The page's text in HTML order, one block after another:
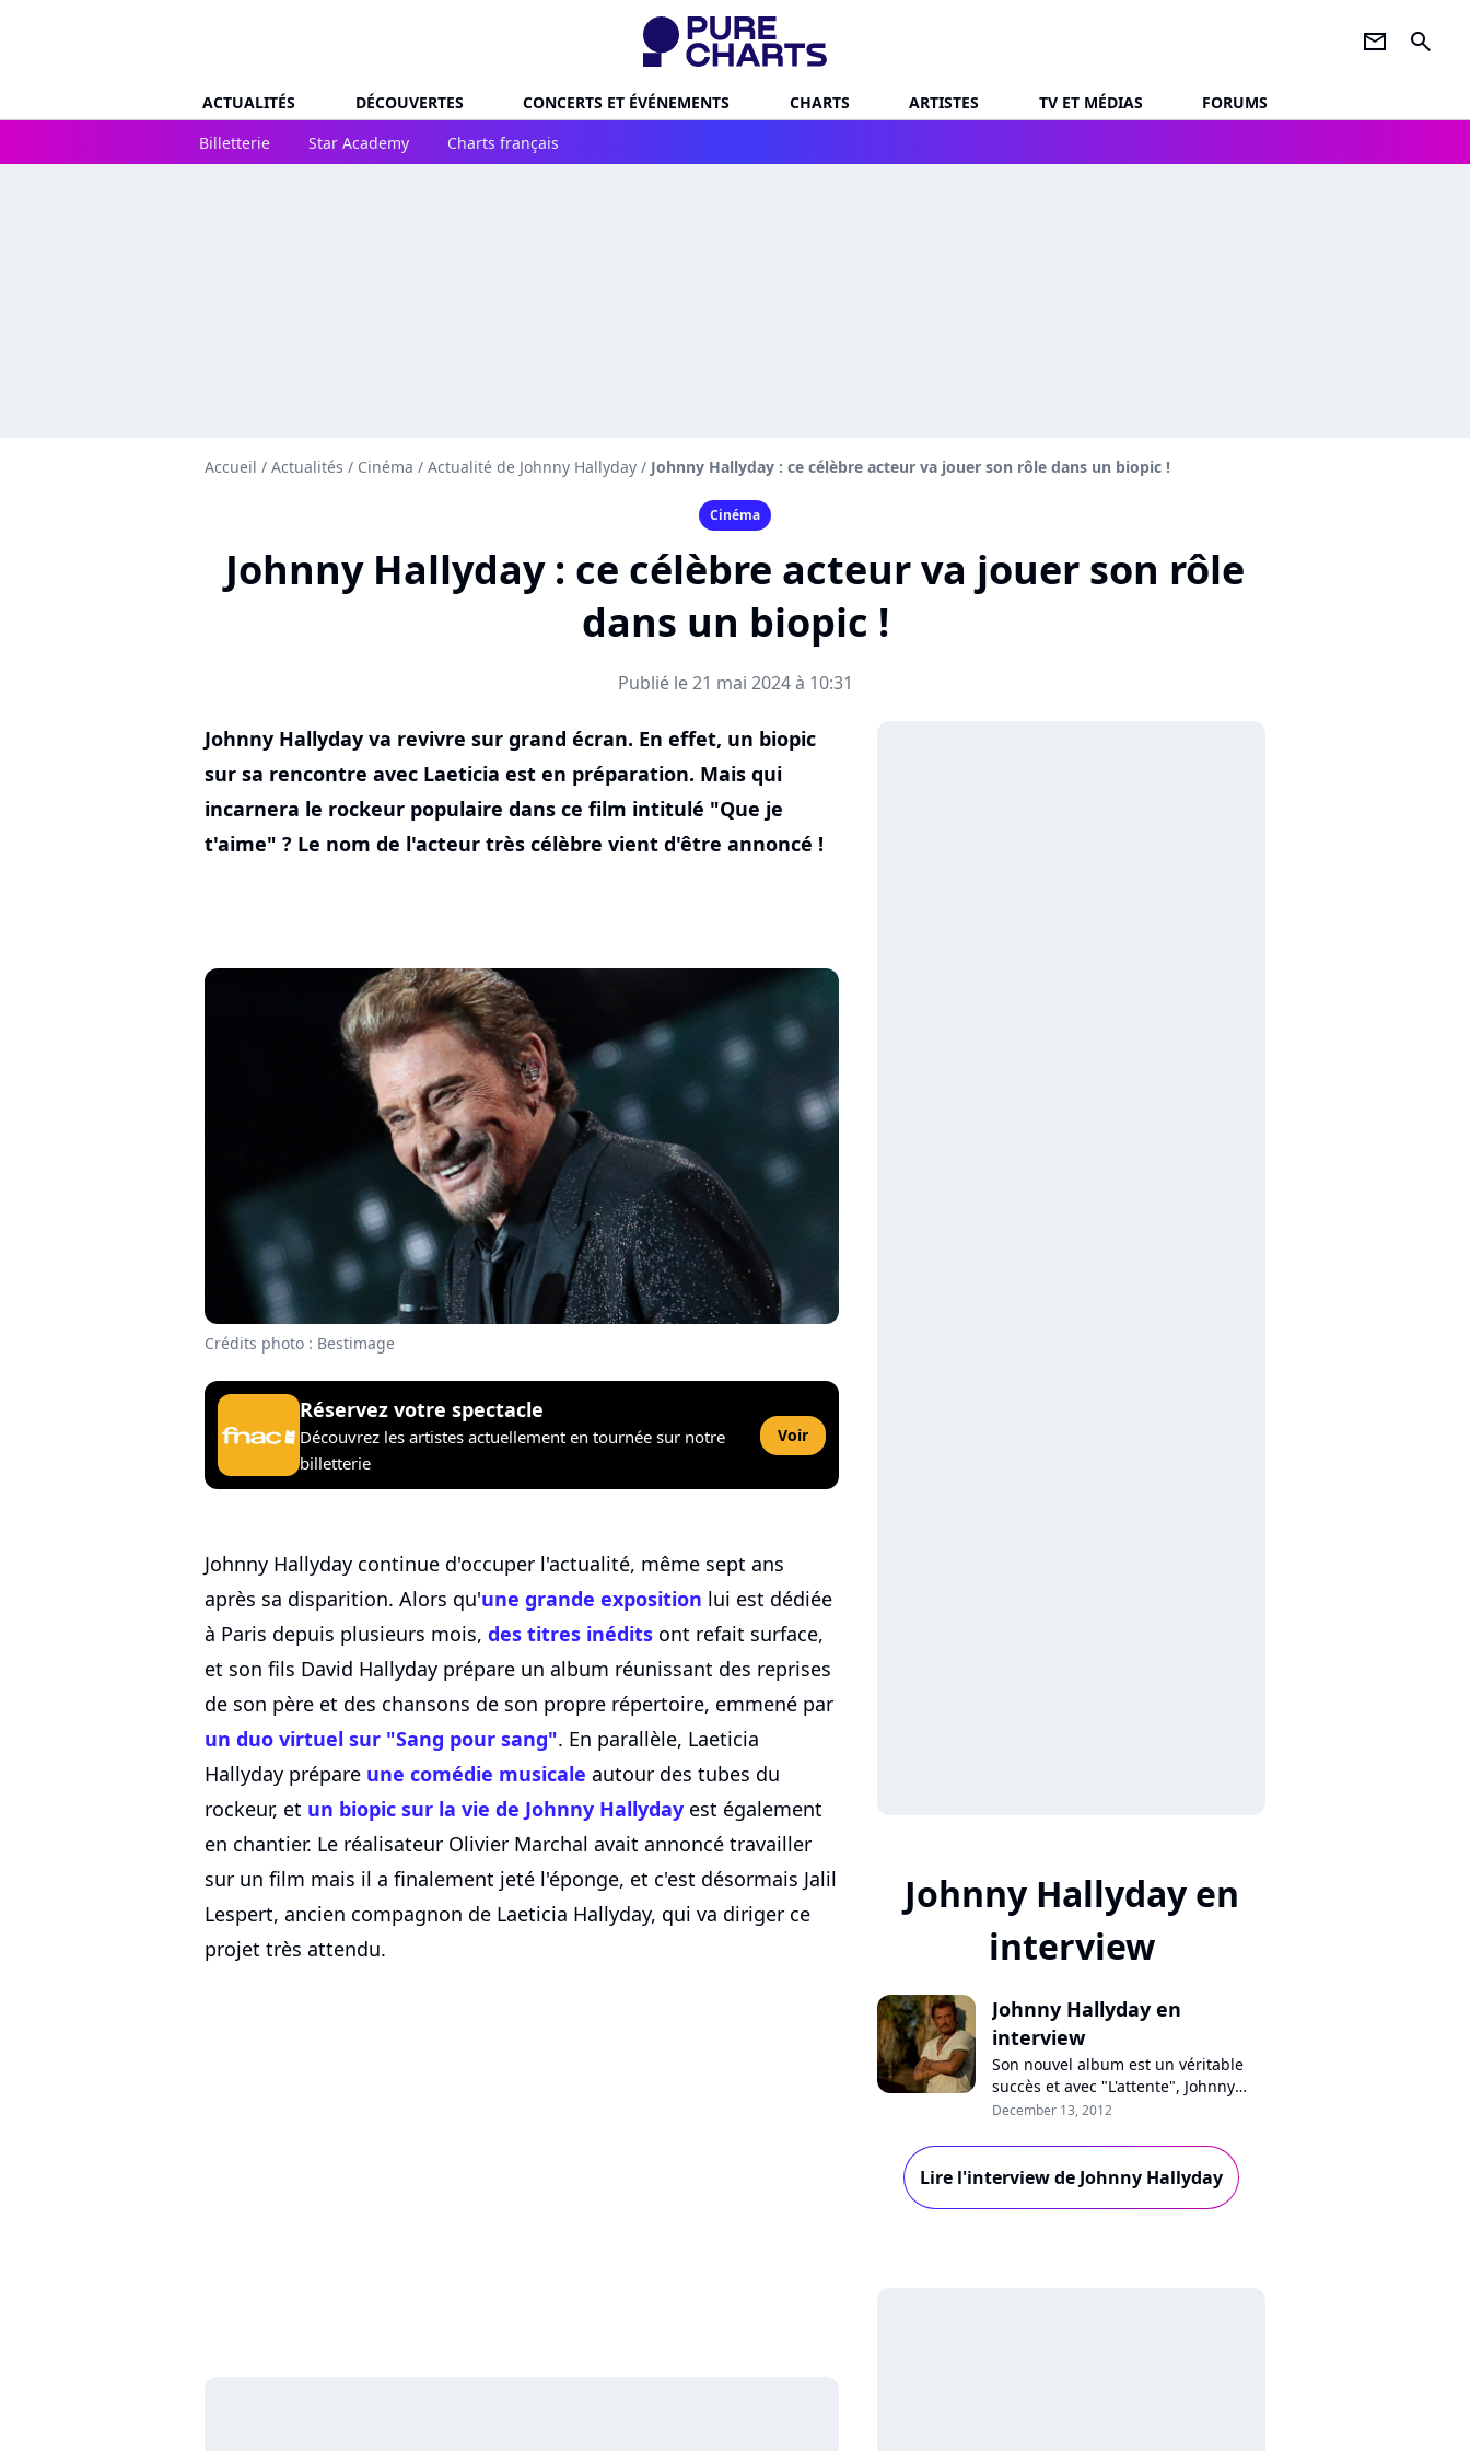
newsletter search
ACTUALITÉS DÉCOUVERTES CONCERTS ET ÉVÉNEMENTS CHARTS ARTISTES TV ET MÉDIAS
FORUMS
Billetterie
Star Academy Charts français
Accueil / Actualités / Cinéma / Actualité de Johnny Hallyday / Johnny Hallyday : ce célèbre acteur va jouer son rôle dans un biopic !
Cinéma
Johnny Hallyday : ce célèbre acteur va jouer son rôle
dans un biopic !
Publié le 21 mai 2024 à 10:31
Johnny Hallyday va revivre sur grand écran. En effet, un biopic
sur sa rencontre avec Laeticia est en préparation. Mais qui
incarnera le rockeur populaire dans ce film intitulé "Que je
t'aime" ? Le nom de l'acteur très célèbre vient d'être annoncé !
Crédits photo : Bestimage
Réservez votre spectacle
Découvrez les artistes actuellement en tournée sur notre
billetterie
Voir
Johnny Hallyday continue d'occuper l'actualité, même sept ans
après sa disparition. Alors qu'une grande exposition lui est dédiée
à Paris depuis plusieurs mois, des titres inédits ont refait surface,
et son fils David Hallyday prépare un album réunissant des reprises
de son père et des chansons de son propre répertoire, emmené par
un duo virtuel sur "Sang pour sang". En parallèle, Laeticia
Hallyday prépare une comédie musicale autour des tubes du
rockeur, et un biopic sur la vie de Johnny Hallyday est également
en chantier. Le réalisateur Olivier Marchal avait annoncé travailler
sur un film mais il a finalement jeté l'éponge, et c'est désormais Jalil
Lespert, ancien compagnon de Laeticia Hallyday, qui va diriger ce
projet très attendu.
Johnny Hallyday en
interview
Johnny Hallyday en
interview
Son nouvel album est un véritable
succès et avec "L'attente", Johnny
Hallyday effectue un retour aux
aussi la critique. Pour ce disque,
l’artiste a travaillé avec Miossec, a
retrouvé l'envie d'écrire avec John
December 13, 2012
Lire l'interview de Johnny Hallyday